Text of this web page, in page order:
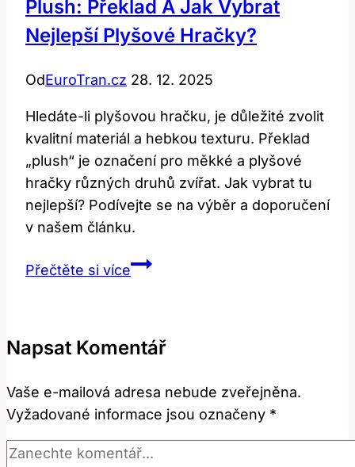
Plush: Překlad A Jak Vybrat
Nejlepší Plyšové Hračky?
OdEuroTran.cz 28. 12. 2025
Hledáte-li plyšovou hračku, je důležité zvolit
kvalitní materiál a hebkou texturu. Překlad
„plush“ je označení pro měkké a plyšové
hračky různých druhů zvířat. Jak vybrat tu
nejlepší? Podívejte se na výběr a doporučení
v našem článku.
Přečtěte si vícePlush:
Vybrat
Plyšové
Hračky?
Napsat Komentář
Vaše e-mailová adresa nebude zveřejněna.
Vyžadované informace jsou označeny *